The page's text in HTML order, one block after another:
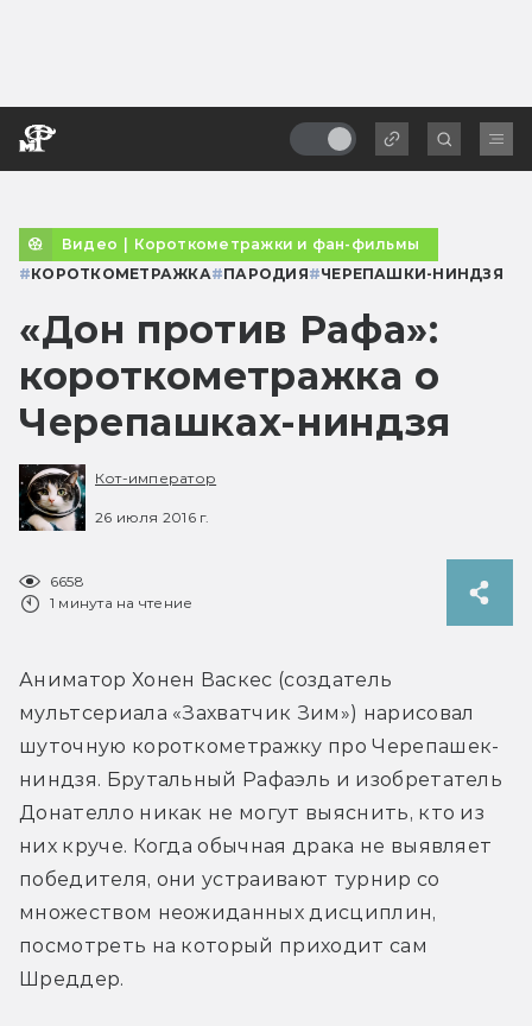
Видео | Короткометражки и фан-фильмы
#КОРОТКОМЕТРАЖКА#ПАРОДИЯ#ЧЕРЕПАШКИ-НИНДЗЯ
«Дон против Рафа»:
короткометражка о
Черепашках-ниндзя
Кот-император
26 июля 2016 г.
6658
1 минута на чтение
Аниматор Хонен Васкес (создатель
мультсериала «Захватчик Зим») нарисовал
шуточную короткометражку про Черепашек-
ниндзя. Брутальный Рафаэль и изобретатель
Донателло никак не могут выяснить, кто из
них круче. Когда обычная драка не выявляет
победителя, они устраивают турнир со
множеством неожиданных дисциплин,
посмотреть на который приходит сам
Шреддер.